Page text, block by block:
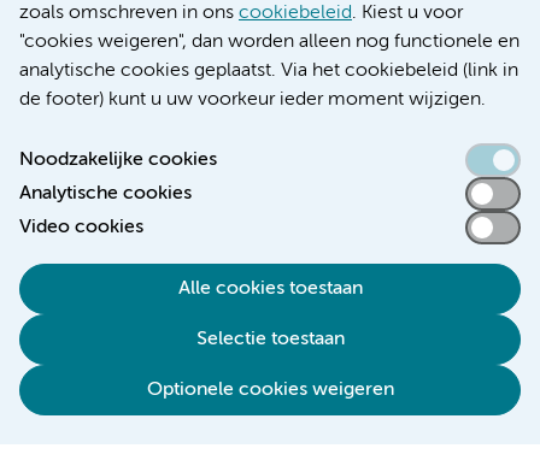
zoals omschreven in ons cookiebeleid. Kiest u voor
"cookies weigeren", dan worden alleen nog functionele en
analytische cookies geplaatst. Via het cookiebeleid (link in
de footer) kunt u uw voorkeur ieder moment wijzigen.
Noodzakelijke cookies
Analytische cookies
Video cookies
Alle cookies toestaan
Selectie toestaan
Optionele cookies weigeren
Verwijzen & diagnostiek
Toegankelijkheidsverklaring
Responsible disclosure